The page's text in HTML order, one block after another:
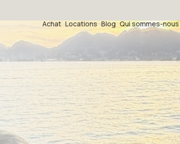
Achat Locations Blog Qui sommes-nous